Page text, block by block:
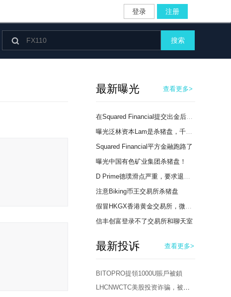
登录 注册
 搜索
最新曝光 查看更多>
在Squared Financial提交出金后未收到提款，账户也无法登录
曝光泛林资本Lam是杀猪盘，千万别进！
Squared Financial平方金融跑路了
曝光中国有色矿业集团杀猪盘！
D Prime德璞滑点严重，要求退赔本次亏损710USD
注意Biking币王交易所杀猪盘
假冒HKGX香港黄金交易所，微交易杀猪盘！
信丰创富登录不了交易所和聊天室
最新投诉 查看更多>
BITOPRO提領1000U賬戶被鎖
LHCNWCTC美股投资诈骗，被骗12万！